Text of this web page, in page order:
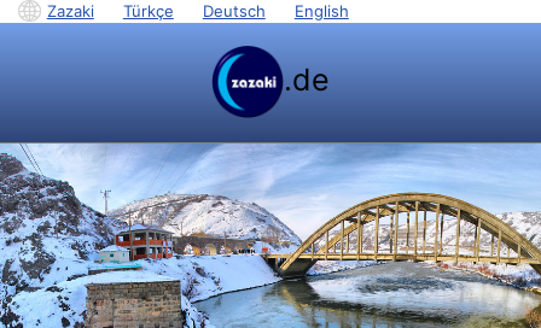
Zazaki Türkçe Deutsch English
.de